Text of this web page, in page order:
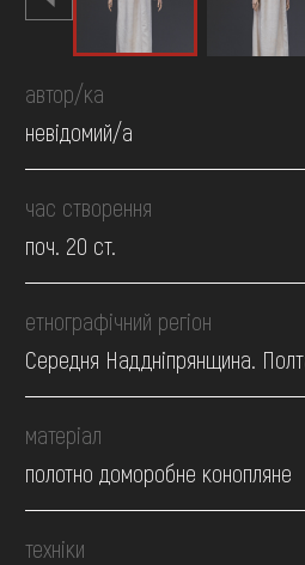
автор/ка
невідомий/а
час створення
поч. 20 ст.
етнографічний регіон
Середня Наддніпрянщина.
матеріал
полотно доморобне конопляне
техніки